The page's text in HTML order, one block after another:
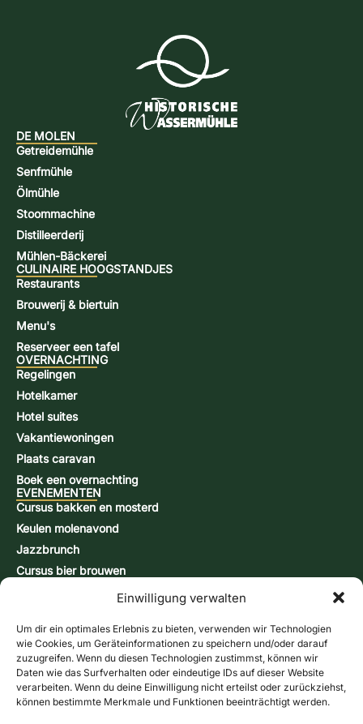
Einwilligung verwalten
Um dir ein optimales Erlebnis zu bieten, verwenden wir Technologien
wie Cookies, um Geräteinformationen zu speichern und/oder darauf
zuzugreifen. Wenn du diesen Technologien zustimmst, können wir
Daten wie das Surfverhalten oder eindeutige IDs auf dieser Website
verarbeiten. Wenn du deine Einwilligung nicht erteilst oder zurückziehst,
können bestimmte Merkmale und Funktionen beeinträchtigt werden.
DE MOLEN
Getreidemühle
Senfmühle
Ölmühle
Stoommachine
Distilleerderij
Mühlen-Bäckerei
CULINAIRE HOOGSTANDJES
Restaurants
Brouwerij & biertuin
Menu's
Reserveer een tafel
OVERNACHTING
Regelingen
Hotelkamer
Hotel suites
Vakantiewoningen
Plaats caravan
Boek een overnachting
EVENEMENTEN
Cursus bakken en mosterd
Keulen molenavond
Jazzbrunch
Cursus bier brouwen
CONTACT & INFORMATIE
Contactformulier
Openingstijden
Routebeschrijving & kaart
Nieuwsbrief